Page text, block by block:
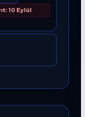
10 Eylül